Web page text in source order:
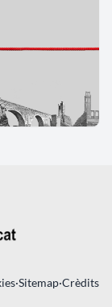
·Sitemap·Crèdits